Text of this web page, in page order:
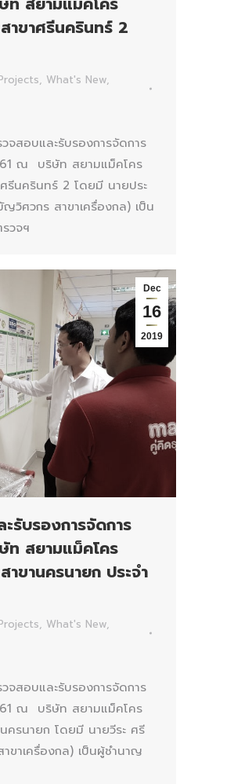
าขาศรีนครินทร์ 2
, What's New,
จสอบและรับรองการจัดการ
ณ บริษัท สยามแม็คโคร
รีนครินทร์ 2 โดยมี นายประ
วิศวกร สาขาเครื่องกล) เป็น
วจฯ
Dec
16
2019
รับรองการจัดการ
ท สยามแม็คโคร
ขานครนายก ประจำ
, What's New,
จสอบและรับรองการจัดการ
ณ บริษัท สยามแม็คโคร
ครนายก โดยมี นายวีระ ศรี
ขาเครื่องกล) เป็นผู้ชำนาญ